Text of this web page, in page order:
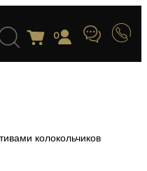
0
колокольчиков